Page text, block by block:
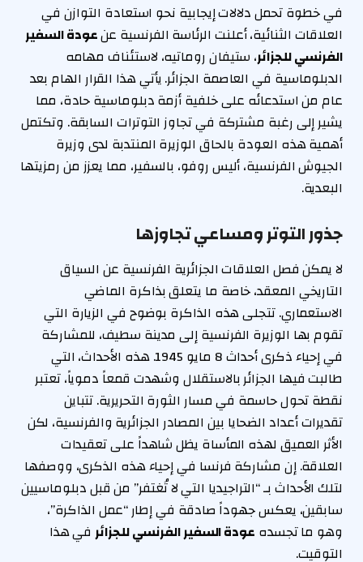
في خطوة تحمل دلالات إيجابية نحو استعادة التوازن في
العلاقات الثنائية، أعلنت الرئاسة الفرنسية عنعودة السفير
الفرنسي للجزائر، ستيفان روماتيه، لاستئناف مهامه
الدبلوماسية في العاصمة الجزائر. يأتي هذا القرار الهام بعد
عام من استدعائه على خلفية أزمة دبلوماسية حادة، مما
يشير إلى رغبة مشتركة في تجاوز التوترات السابقة. وتكتمل
أهمية هذه العودة بالحاق الوزيرة المنتدبة لدى وزيرة
الجيوش الفرنسية، أليس روفو، بالسفير، مما يعزز من رمزيتها
البعدية.
جذور التوتر ومساعي تجاوزها
لا يمكن فصل العلاقات الجزائرية الفرنسية عن السياق
التاريخي المعقد، خاصة ما يتعلق بذاكرة الماضي
الاستعماري. تتجلى هذه الذاكرة بوضوح في الزيارة التي
تقوم بها الوزيرة الفرنسية إلى مدينة سطيف، للمشاركة
في إحياء ذكرى أحداث 8 مايو 1945. هذه الأحداث، التي
طالبت فيها الجزائر بالاستقلال وشهدت قمعاً دموياً، تعتبر
نقطة تحول حاسمة في مسار الثورة التحريرية. تتباين
تقديرات أعداد الضحايا بين المصادر الجزائرية والفرنسية، لكن
الأثر العميق لهذه المأساة يظل شاهداً على تعقيدات
العلاقة. إن مشاركة فرنسا في إحياء هذه الذكرى، ووصفها
لتلك الأحداث بـ “التراجيديا التي لا تُغتفر” من قبل دبلوماسيين
سابقين، يعكس جهوداً صادقة في إطار “عمل الذاكرة”،
وهو ما تجسده عودة السفير الفرنسي للجزائرفي هذا
التوقيت.